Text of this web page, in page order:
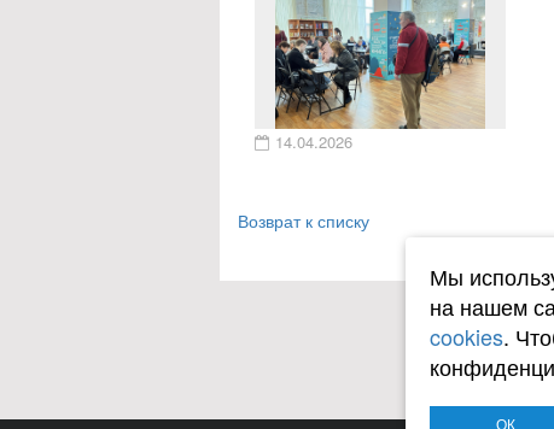
14.04.2026
Возврат к списку
Мы
на нашем
cookies.
ОК